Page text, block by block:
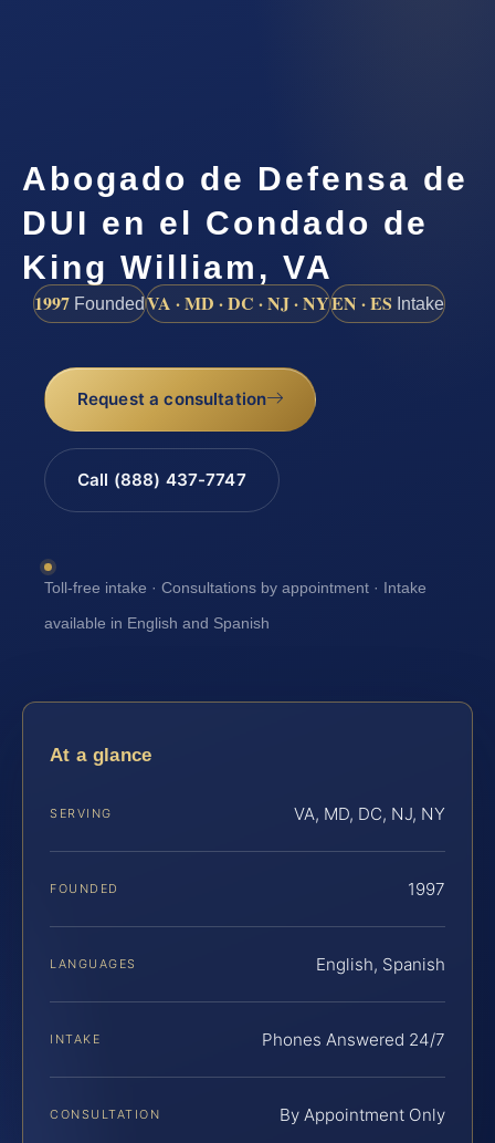
Abogado de Defensa de
DUI en el Condado de
King William, VA
1997 FoundedVA · MD · DC · NJ · NYEN · ES Intake
Request a consultation
Call (888) 437-7747
Toll-free intake · Consultations by appointment · Intake
available in English and Spanish
At a glance
SERVING VA, MD, DC, NJ, NY
FOUNDED 1997
LANGUAGES English, Spanish
INTAKE Phones Answered 24/7
CONSULTATION By Appointment Only